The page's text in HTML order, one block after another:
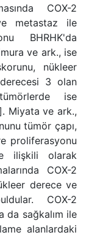
COX-2
metastaz ile
BHRHK'da
ve ark., ise
nükleer
3 olan
ise
Miyata ve ark.,
tümör çapı,
proliferasyonu
ilişkili olarak
COX-2
derece ve
COX-2
da sağkalım ile
alanlardaki